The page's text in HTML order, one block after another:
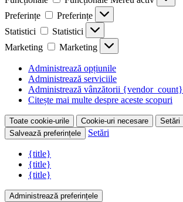
Preferințe
Preferințe
Statistici
Statistici
Marketing
Marketing
Administrează opțiunile
Administrează serviciile
Administrează vânzătorii {vendor_count}
Citește mai multe despre aceste scopuri
Toate cookie-urile Cookie-uri necesare
Setări
Salvează preferințele
Setări
{title}
{title}
{title}
Administrează preferințele